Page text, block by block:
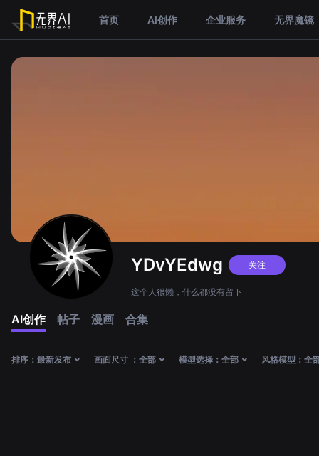
首页 AI创作 企业服务 无界魔镜
YDvYEdwg 关注
这个人很懒，什么都没有留下
AI创作 帖子 漫画 合集
排序： 最新发布 画面尺寸 ： 全部 模型选择： 全部 风格模型： 全